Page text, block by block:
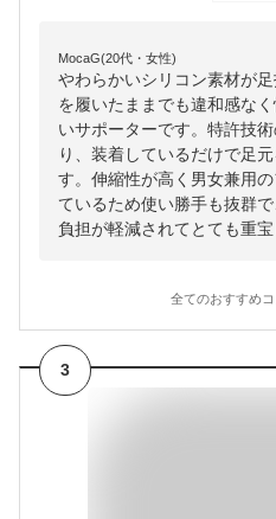
MocaG(20代・女性)
やわらかいシリコン素材が
を履いたままでも違和感な
いサポーターです。特許技
り、装着しているだけで足
す。伸縮性が高く男女兼用
ているため使い勝手も抜群
負担が軽減されてとても重宝
全てのおすすめコ
3